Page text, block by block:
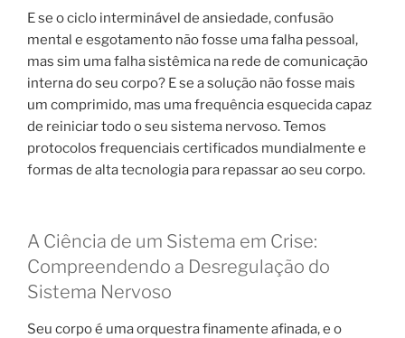
E se o ciclo interminável de ansiedade, confusão
mental e esgotamento não fosse uma falha pessoal,
mas sim uma falha sistêmica na rede de comunicação
interna do seu corpo? E se a solução não fosse mais
um comprimido, mas uma frequência esquecida capaz
de reiniciar todo o seu sistema nervoso. Temos
protocolos frequenciais certificados mundialmente e
formas de alta tecnologia para repassar ao seu corpo.
A Ciência de um Sistema em Crise:
Compreendendo a Desregulação do
Sistema Nervoso
Seu corpo é uma orquestra finamente afinada, e o